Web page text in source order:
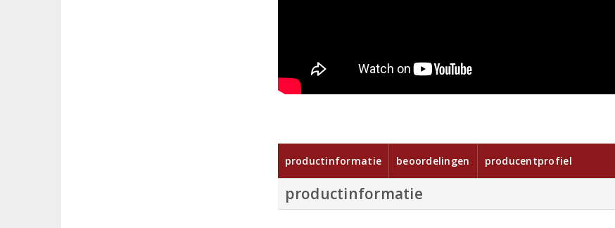
productinformatie beoordelingen producentprofiel
productinformatie